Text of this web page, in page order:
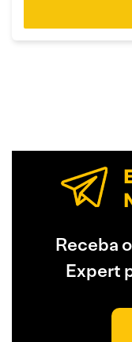
Receba
Expert